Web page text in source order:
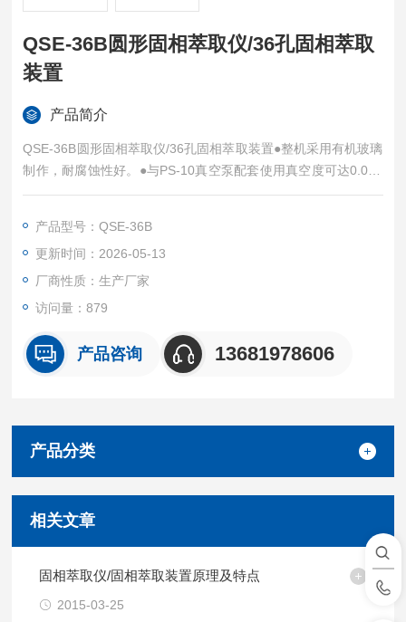
QSE-36B圆形固相萃取仪/36孔固相萃取
装置
产品简介
QSE-36B圆形固相萃取仪/36孔固相萃取装置●整机采用有机玻璃
制作，耐腐蚀性好。●与PS-10真空泵配套使用真空度可达0.098
Mpa。●真空槽采用特硬玻璃模具成形，其壁厚均匀故可承受-0.0
美观耐腐蚀并且*使用在高压力状态下不变形。●内部试管架由聚
四氟制成故有很高的耐腐蚀。
产品型号：QSE-36B
更新时间：2026-05-13
厂商性质：生产厂家
访问量：879
产品咨询 13681978606
产品分类
相关文章
固相萃取仪/固相萃取装置原理及特点
2015-03-25